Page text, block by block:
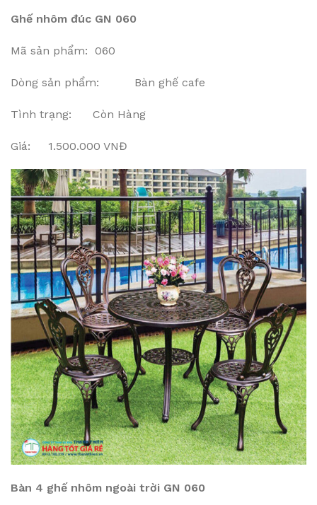
Ghế nhôm đúc GN 060
Mã sản phẩm: 060
Dòng sản phẩm: Bàn ghế cafe
Tình trạng: Còn Hàng
Giá: 1.500.000 VNĐ
Bàn 4 ghế nhôm ngoài trời GN 060